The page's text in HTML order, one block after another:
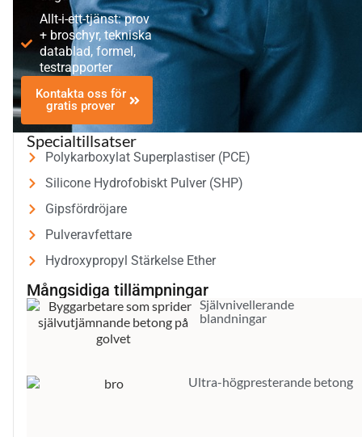
Allt-i-ett-tjänst: prov
+ broschyr, tekniska
datablad, formel,
testrapporter
Kontakta oss för
gratis prover
Specialtillsatser
Polykarboxylat Superplastiser (PCE)
Silicone Hydrofobiskt Pulver (SHP)
Gipsfördröjare
Pulveravfettare
Hydroxypropyl Stärkelse Ether
Mångsidiga tillämpningar
Självnivellerande
blandningar
Ultra-högpresterande betong